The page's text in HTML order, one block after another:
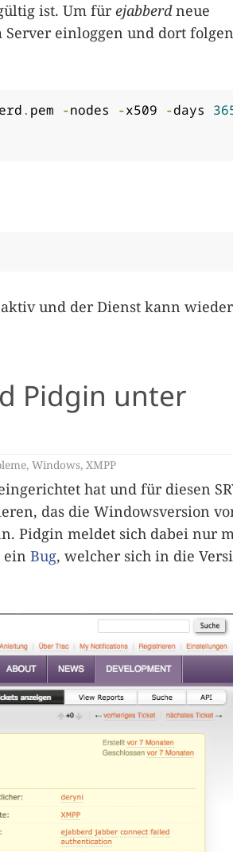
ist. Um fürejabberdneue
einloggen und dort
. pem -nodes -x509 -days
und der Dienst kann wieder
Pidgin unter
, Windows, XMPP
hat und für diesen
das die Windowsversion
Pidgin meldet sich dabei nur
ein Bug, welcher sich in die